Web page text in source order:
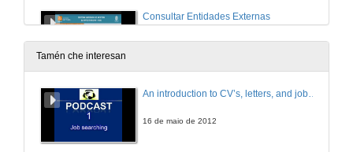
Consultar Entidades Externas
13 de abr. de 2010
Tamén che interesan
An introduction to CV’s, letters, and job searching
16 de maio de 2012